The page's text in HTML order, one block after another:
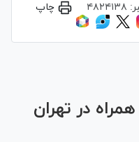
۴۸۲۴۱۳۸ چاپ
در تهران